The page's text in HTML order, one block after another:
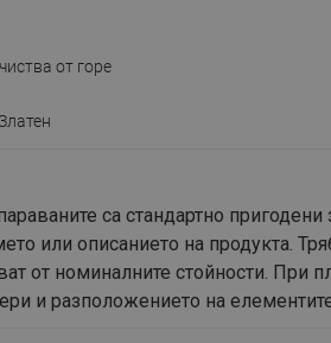
от горе
са стандартно
или описанието на продукта.
от номиналните стойности.
и разположението на